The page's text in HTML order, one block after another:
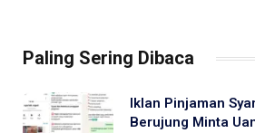
Paling Sering Dibaca
Iklan Pinjaman
Berujung Minta